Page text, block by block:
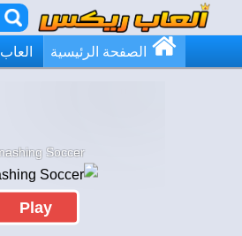
الصفحة الرئيسية
Soccer
Play